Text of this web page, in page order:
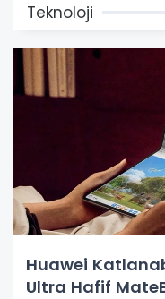
Teknoloji
Huawei
Ultra Hafif